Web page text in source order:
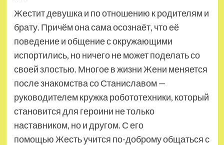
Жестит девушка и по отношению к родителям и
брату. Причём она сама осознаёт, что её
поведение и общение с окружающими
испортились, но ничего не может поделать со
своей злостью. Многое в жизни Жени меняется
после знакомства со Станиславом —
руководителем кружка робототехники, который
становится для героини не только
наставником, но и другом. С его
помощью Жесть учится по-доброму общаться с